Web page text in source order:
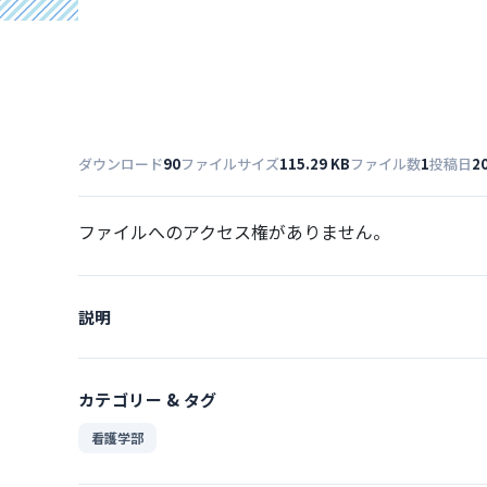
ダウンロード90ファイルサイズ115.29 KBファイル数1投稿日
ファイルへのアクセス権がありません。
説明
カテゴリー & タグ
看護学部